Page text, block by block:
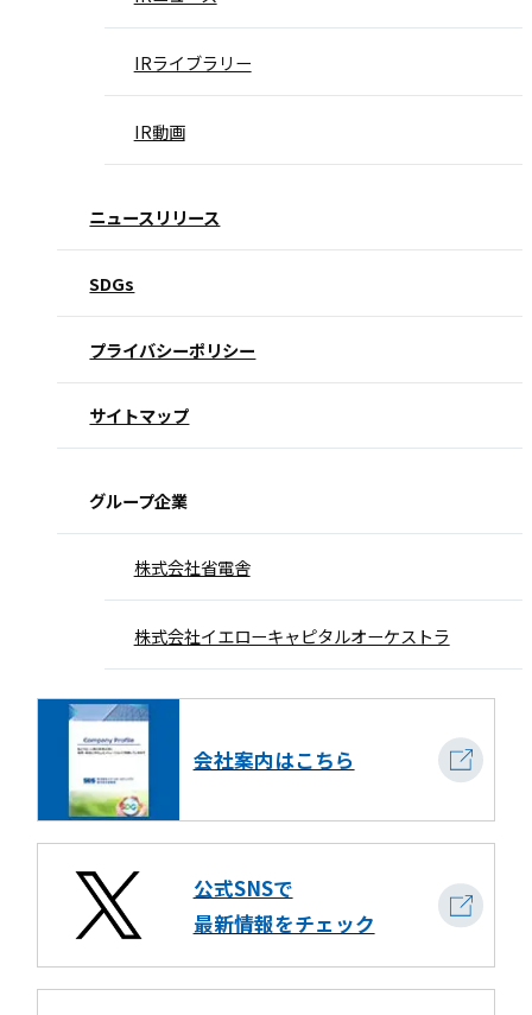
IRライブラリー
IR動画
ニュースリリース
SDGs
プライバシーポリシー
サイトマップ
グループ企業
株式会社省電舎
株式会社イエローキャピタルオーケストラ
会社案内はこちら
公式SNSで
最新情報をチェック